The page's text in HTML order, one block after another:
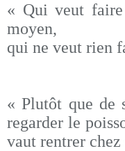
« Qui veut faire
moyen,
qui ne veut rien
« Plutôt que de
regarder le
vaut rentrer